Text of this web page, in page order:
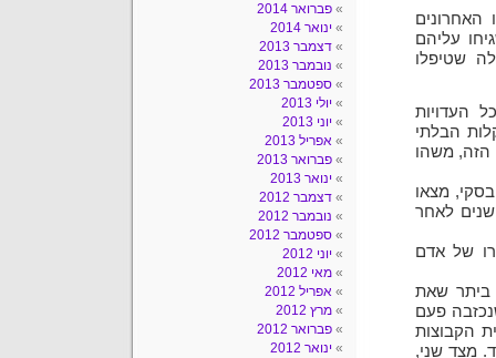
האחרונים
עליהם
שטיפלו
העדויות
הבלתי
הזה, משהו
מצאו
לאחר
של אדם
ביתר שאת
פעם
הקבוצות
מצד שני,
פברואר 2014
ינואר 2014
דצמבר 2013
נובמבר 2013
ספטמבר 2013
יולי 2013
יוני 2013
אפריל 2013
פברואר 2013
ינואר 2013
דצמבר 2012
נובמבר 2012
ספטמבר 2012
יוני 2012
מאי 2012
אפריל 2012
מרץ 2012
פברואר 2012
ינואר 2012